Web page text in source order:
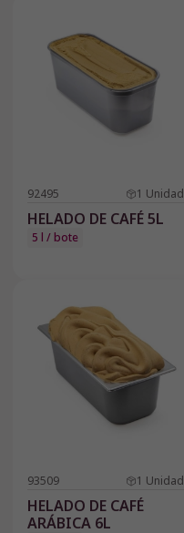
92495 1 Unidad
HELADO DE CAFÉ 5L
5 l / bote
93509 1 Unidad
HELADO DE CAFÉ
ARÁBICA 6L